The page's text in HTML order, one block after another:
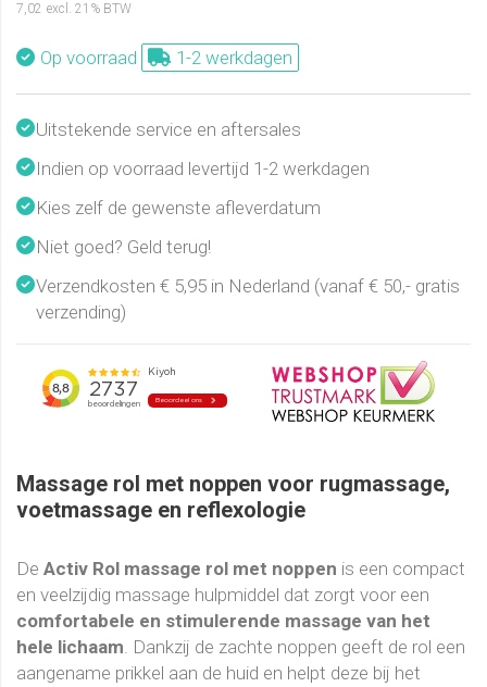
7,02 excl. 21% BTW
Op voorraad 1-2 werkdagen
Uitstekende service en aftersales
Indien op voorraad levertijd 1-2 werkdagen
Kies zelf de gewenste afleverdatum
Niet goed? Geld terug!
Verzendkosten € 5,95 in Nederland (vanaf € 50,- gratis
verzending)
Massage rol met noppen voor rugmassage,
voetmassage en reflexologie
De Activ Rol massage rol met noppen is een compact
en veelzijdig massage hulpmiddel dat zorgt voor een
comfortabele en stimulerende massage van het
hele lichaam. Dankzij de zachte noppen geeft de rol een
aangename prikkel aan de huid en helpt deze bij het